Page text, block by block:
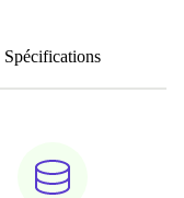
Spécifications